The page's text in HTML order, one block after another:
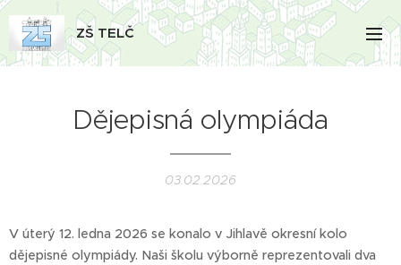
ZŠ TELČ
Dějepisná olympiáda
03.02.2026
V úterý 12. ledna 2026 se konalo v Jihlavě okresní kolo
dějepisné olympiády. Naši školu výborně reprezentovali dva